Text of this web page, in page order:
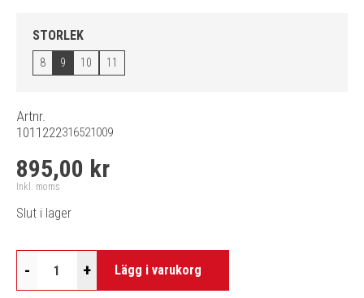
STORLEK
8 9 10 11
Artnr.
1011222316521009
895,00 kr
Inkl. moms
Slut i lager
- + Lägg i varukorg